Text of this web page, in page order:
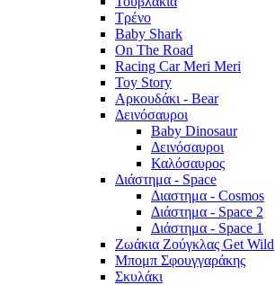
Τρένο
Baby Shark
On The Road
Racing Car Meri Meri
Toy Story
Αρκουδάκι - Bear
Δεινόσαυροι
Baby Dinosaur
Δεινόσαυροι
Καλόσαυρος
Διάστημα - Space
Διαστημα - Cosmos
Διάστημα - Space 2
Διάστημα - Space 1
Ζωάκια Ζούγκλας Get Wild
Μπομπ Σφουγγαράκης
Σκυλάκι